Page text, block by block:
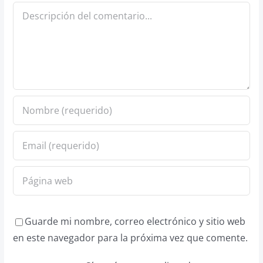
Comentario
Guarde mi nombre, correo electrónico y sitio web
en este navegador para la próxima vez que comente.